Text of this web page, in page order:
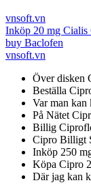
vnsoft.vn
Inköp 20 mg Cialis
buy Baclofen
vnsoft.vn
Över disken
Beställa
Var man
På Nätet
Billig
Cipro Billigt
Inköp 250
Köpa Cipro
Där jag kan